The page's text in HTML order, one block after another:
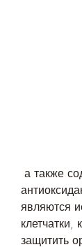
являются
защитить